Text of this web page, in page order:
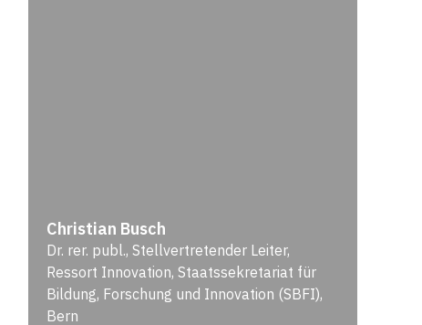
Christian Busch
Dr. rer. publ., Stellvertretender Leiter,
Ressort Innovation, Staatssekretariat für
Bildung, Forschung und Innovation (SBFI),
Bern